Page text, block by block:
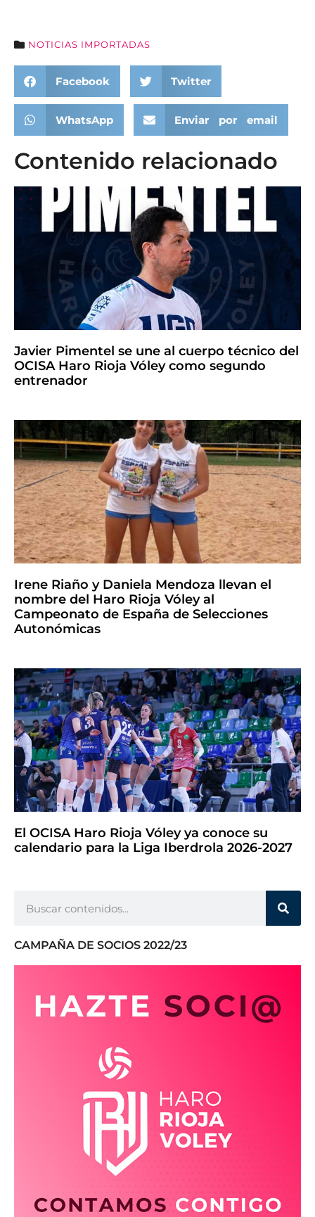
NOTICIAS IMPORTADAS
Facebook Twitter
WhatsApp Enviar por email
Contenido relacionado
Javier Pimentel se une al cuerpo técnico del
OCISA Haro Rioja Vóley como segundo
entrenador
Irene Riaño y Daniela Mendoza llevan el
nombre del Haro Rioja Vóley al
Campeonato de España de Selecciones
Autonómicas
El OCISA Haro Rioja Vóley ya conoce su
calendario para la Liga Iberdrola 2026-2027
CAMPAÑA DE SOCIOS 2022/23